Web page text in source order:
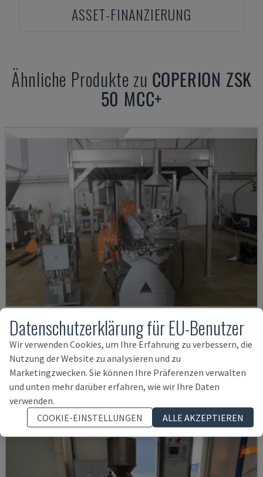
ASSET-FINANZIERUNG
Ähnliche Produkte zu COPERION ZSK
50 MCC+
ZSE60MAXX-48D
LEISTRITZ - DOPPELSCHNECKENEXTRUDER
ITALIEN
190.000 €
Datenschutzerklärung für EU-Benutzer
Wir verwenden Cookies, um Ihre Erfahrung zu verbessern, die
Nutzung der Website zu analysieren und zu
Marketingzwecken. Sie können Ihre Präferenzen verwalten
und unten mehr darüber erfahren, wie wir Ihre Daten
verwenden.
COOKIE-EINSTELLUNGEN
ALLE AKZEPTIEREN